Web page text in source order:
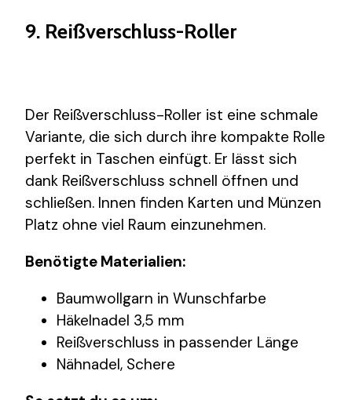
9. Reißverschluss-Roller
Der Reißverschluss-Roller ist eine schmale
Variante, die sich durch ihre kompakte Rolle
perfekt in Taschen einfügt. Er lässt sich
dank Reißverschluss schnell öffnen und
schließen. Innen finden Karten und Münzen
Platz ohne viel Raum einzunehmen.
Benötigte Materialien:
Baumwollgarn in Wunschfarbe
Häkelnadel 3,5 mm
Reißverschluss in passender Länge
Nähnadel, Schere